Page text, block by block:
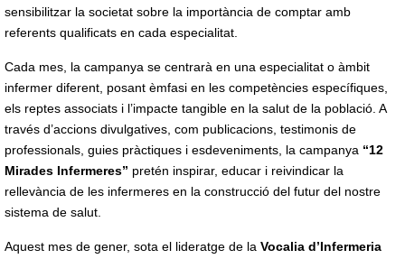
sensibilitzar la societat sobre la importància de comptar amb
referents qualificats en cada especialitat.
Cada mes, la campanya se centrarà en una especialitat o àmbit
infermer diferent, posant èmfasi en les competències específiques,
els reptes associats i l’impacte tangible en la salut de la població. A
través d’accions divulgatives, com publicacions, testimonis de
professionals, guies pràctiques i esdeveniments, la campanya “12
Mirades Infermeres” pretén inspirar, educar i reivindicar la
rellevància de les infermeres en la construcció del futur del nostre
sistema de salut.
Aquest mes de gener, sota el lideratge de la Vocalia d’Infermeria